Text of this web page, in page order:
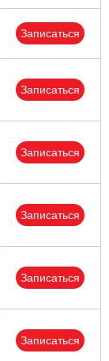
Записаться
Записаться
Записаться
Записаться
Записаться
Записаться